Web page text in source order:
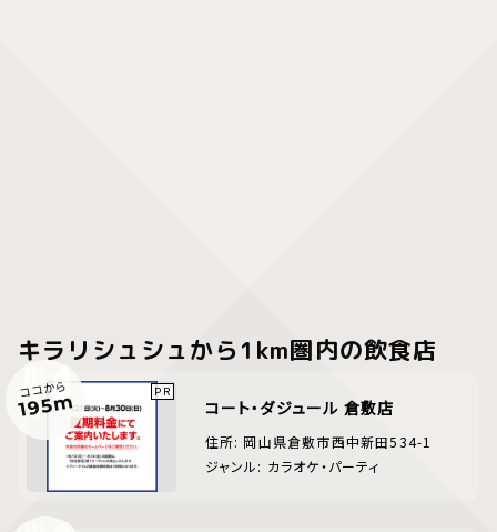
キラリシュシュから1km圏内の飲食店
ココから
195m コート・ダジュール 倉敷店
住所: 岡山県倉敷市西中新田534-1
ジャンル: カラオケ・パーティ